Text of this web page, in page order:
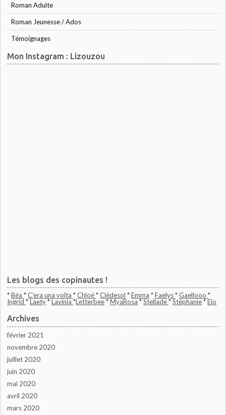
Roman Adulte
Roman Jeunesse / Ados
Témoignages
Mon Instagram : Lizouzou
Les blogs des copinautes !
*Béa*C'era una volta*Chloé*Clédesol *Emma *Faelys*Gaellooo*
Ingrid*Laety*Lavinia*Letterbee*MyaRosa *Stellade*Stéphanie*Elo
Archives
février 2021
novembre 2020
juillet 2020
juin 2020
mai 2020
avril 2020
mars 2020